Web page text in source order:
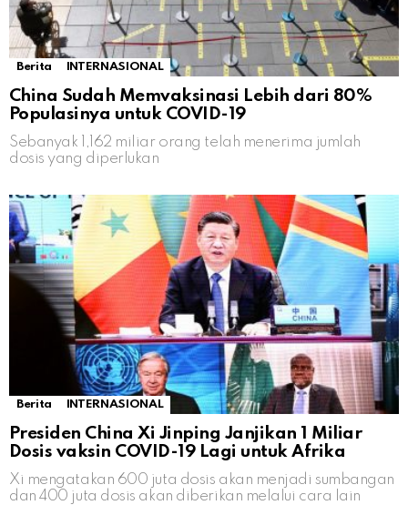
Berita INTERNASIONAL
China Sudah Memvaksinasi Lebih dari 80%
Populasinya untuk COVID-19
Sebanyak 1,162 miliar orang telah menerima jumlah
dosis yang diperlukan
Berita INTERNASIONAL
Presiden China Xi Jinping Janjikan 1 Miliar
Dosis vaksin COVID-19 Lagi untuk Afrika
Xi mengatakan 600 juta dosis akan menjadi sumbangan
dan 400 juta dosis akan diberikan melalui cara lain